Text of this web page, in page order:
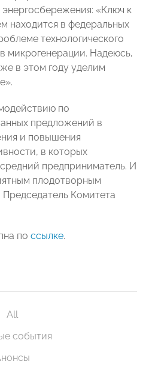
«Ключ к
находится в федеральных
технологического
микрогенерации. Надеюсь,
в этом году уделим
по
предложений в
и повышения
в которых
предприниматель. И
плодотворным
Комитета
по ссылке.
All
события